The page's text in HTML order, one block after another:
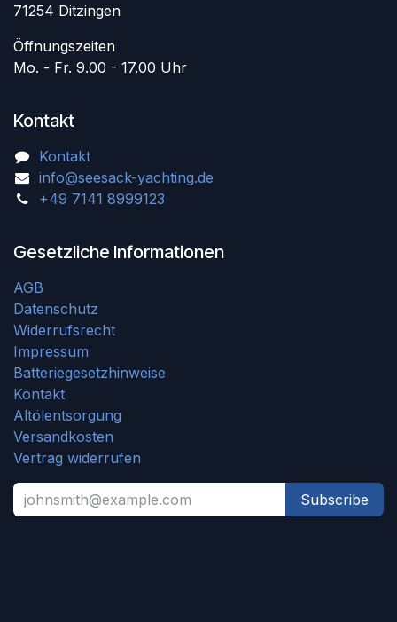
71254 Ditzingen
Öffnungszeiten
Mo. - Fr. 9.00 - 17.00 Uhr
Kontakt
Kontakt
info@seesack-yachting.de
+49 7141 8999123
Gesetzliche Informationen
AGB
Datenschutz
Widerrufsrecht
Impressum
Batteriegesetzhinweise
Kontakt
Altölentsorgung
Versandkosten
Vertrag widerrufen
Subscribe